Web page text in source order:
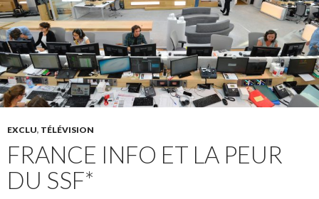
EXCLU, TÉLÉVISION
FRANCE INFO ET LA PEUR
DU SSF*